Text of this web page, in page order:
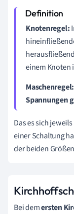
Knotenregel:
einem Knoten
Maschenregel:
Spannungen
Das es sich
einer Schaltung
der beiden
Bei demersten